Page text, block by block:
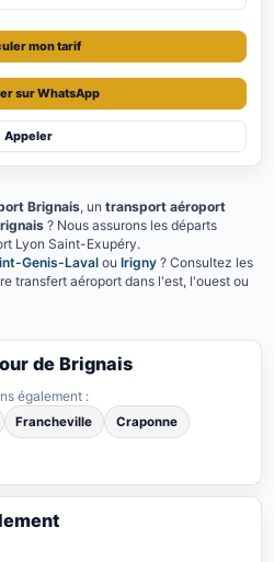
mon tarif
sur WhatsApp
Appeler
Brignais, untransport aéroport
? Nous assurons les départs
Lyon Saint-Exupéry.
Genis-LavalouIrigny ? Consultez les
transfert aéroport dans l'est, l'ouest ou
de Brignais
également :
Francheville Craponne